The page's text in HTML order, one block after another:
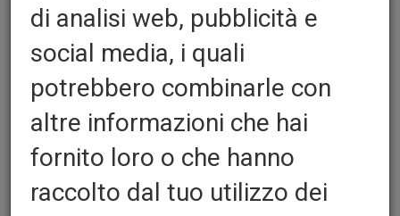
Profilo Vulkollan :
Profilo Vulkollan Q. Round:
Con o Senza Adesivo:
di analisi web, pubblicità e
social media, i quali
potrebbero combinarle con
altre informazioni che hai
fornito loro o che hanno
raccolto dal tuo utilizzo dei